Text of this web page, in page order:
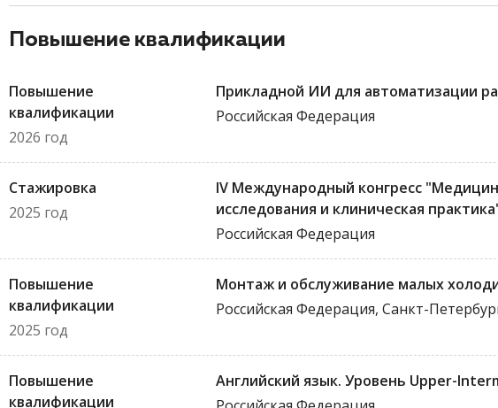
Повышение квалификации
Повышение
квалификации
2026 год
Прикладной ИИ для автоматизации
Российская Федерация
Стажировка
2025 год
IV Международный конгресс
исследования и клиническая
Российская Федерация
Повышение
квалификации
2025 год
Монтаж и обслуживание малых
Российская Федерация, Санкт-
Повышение
квалификации
Английский язык. Уровень Upper-